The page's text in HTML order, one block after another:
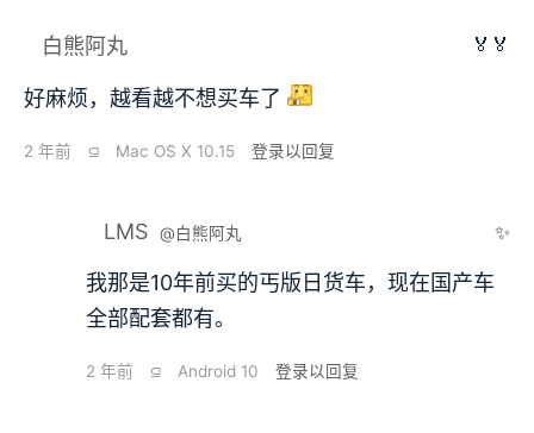
白熊阿丸 🏅🏅
好麻烦，越看越不想买车了
2 年前 ⫑ Mac OS X 10.15 登录以回复
LMS @白熊阿丸 ✨
我那是10年前买的丐版日货车，现在国产车
全部配套都有。
2 年前 ⫑ Android 10 登录以回复